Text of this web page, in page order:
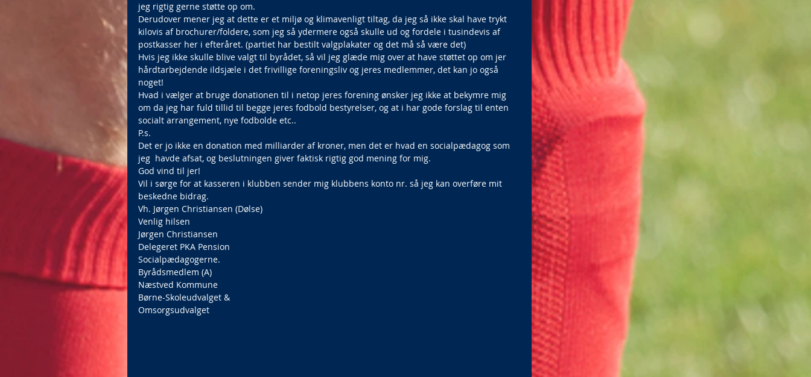
jeg rigtig gerne støtte op om.
Derudover mener jeg at dette er et miljø og klimavenligt tiltag, da jeg så ikke skal have trykt
kilovis af brochurer/foldere, som jeg så ydermere også skulle ud og fordele i tusindevis af
postkasser her i efteråret. (partiet har bestilt valgplakater og det må så være det)
Hvis jeg ikke skulle blive valgt til byrådet, så vil jeg glæde mig over at have støttet op om jer
hårdtarbejdende ildsjæle i det frivillige foreningsliv og jeres medlemmer, det kan jo også
noget!
Hvad i vælger at bruge donationen til i netop jeres forening ønsker jeg ikke at bekymre mig
om da jeg har fuld tillid til begge jeres fodbold bestyrelser, og at i har gode forslag til enten
socialt arrangement, nye fodbolde etc..
P.s.
Det er jo ikke en donation med milliarder af kroner, men det er hvad en socialpædagog som
jeg  havde afsat, og beslutningen giver faktisk rigtig god mening for mig.
God vind til jer!
Vil i sørge for at kasseren i klubben sender mig klubbens konto nr. så jeg kan overføre mit
beskedne bidrag.
Vh. Jørgen Christiansen (Dølse)
Venlig hilsen
Jørgen Christiansen
Delegeret PKA Pension
Socialpædagogerne.
Byrådsmedlem (A)
Næstved Kommune
Børne-Skoleudvalget &
Omsorgsudvalget